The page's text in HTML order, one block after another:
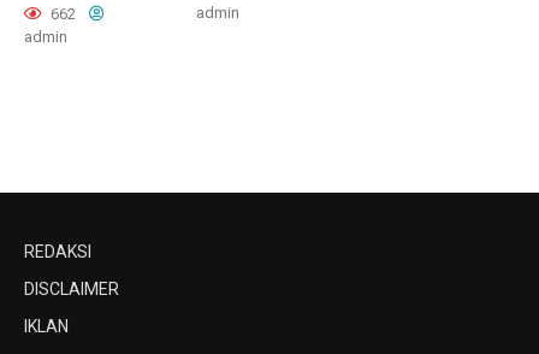
662
admin
admin
REDAKSI
DISCLAIMER
IKLAN